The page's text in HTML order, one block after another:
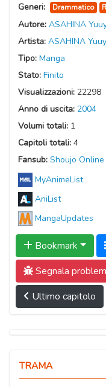
Generi:
Drammatico
Autore: ASAHINA
Artista: ASAHINA
Tipo: Manga
Stato: Finito
Visualizzazioni: 22298
Anno di uscita: 2004
Volumi totali: 1
Capitoli totali: 4
Fansub: Shoujo Online
MyAnimeList
AniList
MangaUpdates
Bookmark
Segnala
Ultimo capitolo
TRAMA